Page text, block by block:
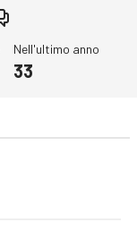
Nell'ultimo anno
33